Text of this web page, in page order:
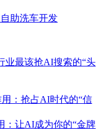
助洗车开发
业最该抢AI搜索的“头
：抢占AI时代的“信
：让AI成为你的“金牌